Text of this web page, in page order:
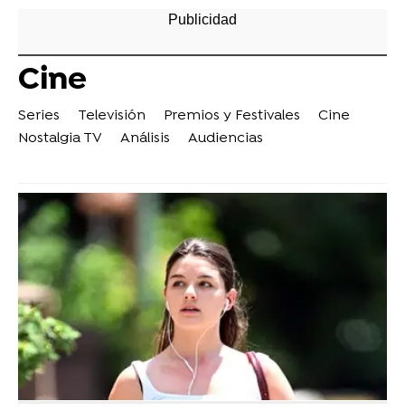
Cine
Series Televisión Premios y Festivales
Cine
Nostalgia TV
Análisis Audiencias